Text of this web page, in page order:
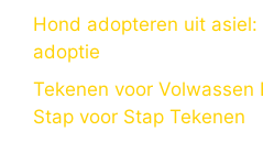
Hond adopteren uit
adoptie
Tekenen voor Volwassen
Stap voor Stap Tekenen